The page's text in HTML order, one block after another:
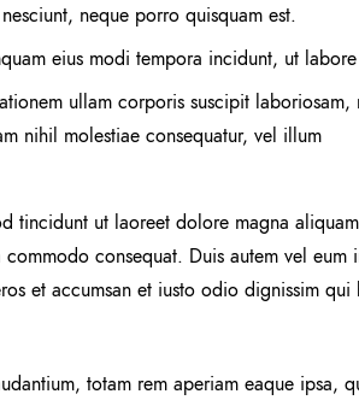
neque porro quisquam est.
eius modi tempora incidunt, ut
ullam corporis suscipit
nihil molestiae consequatur, vel illum
tincidunt ut laoreet dolore magna
consequat. Duis autem vel
et accumsan et iusto odio dignissim
totam rem aperiam eaque ipsa,